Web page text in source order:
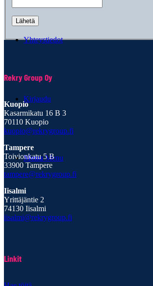
Yhteystiedot
Kirjaudu
Menu Menu
Rekry Group Oy
Kuopio
Kasarmikatu 16 B 3
70110 Kuopio
kuopio@rekrygroup.fi
Tampere
Toivionkatu 5 B
33900 Tampere
tampere@rekrygroup.fi
Iisalmi
Yrittäjäntie 2
74130 Iisalmi
iisalmi@rekrygroup.fi
Linkit